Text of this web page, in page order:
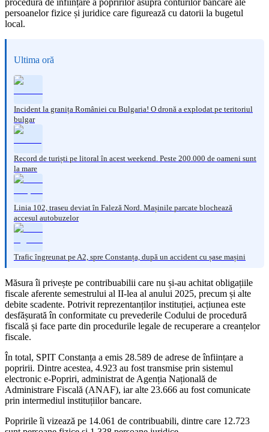
persoanelor fizice și juridice care figurează cu datorii la bugetul
local.
Ultima oră
Incident la granița României cu Bulgaria! O dronă a explodat pe teritoriul
bulgar
Record de turiști pe litoral în acest weekend. Peste 200.000 de oameni sunt
la mare
Linia 102, traseu deviat în Faleză Nord. Mașinile parcate blochează
accesul autobuzelor
Trafic îngreunat pe A2, spre Constanța, după un accident cu șase mașini
Măsura îi privește pe contribuabilii care nu și-au achitat obligațiile
fiscale aferente semestrului al II-lea al anului 2025, precum și alte
debite scadente. Potrivit reprezentanților instituției, acțiunea este
desfășurată în conformitate cu prevederile Codului de procedură
fiscală și face parte din procedurile legale de recuperare a creanțelor
fiscale.
În total, SPIT Constanța a emis 28.589 de adrese de înființare a
popririi. Dintre acestea, 4.923 au fost transmise prin sistemul
electronic e-Popriri, administrat de Agenția Națională de
Administrare Fiscală (ANAF), iar alte 23.666 au fost comunicate
prin intermediul instituțiilor bancare.
Popririle îi vizează pe 14.061 de contribuabili, dintre care 12.723